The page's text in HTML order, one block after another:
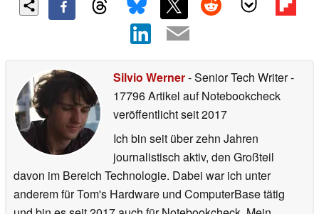
Silvio Werner- Senior Tech Writer-
17796 Artikel auf Notebookcheck
veröffentlichtseit 2017
Ich bin seit über zehn Jahren
journalistisch aktiv, den Großteil
davon im Bereich Technologie. Dabei war ich unter
anderem für Tom's Hardware und ComputerBase tätig